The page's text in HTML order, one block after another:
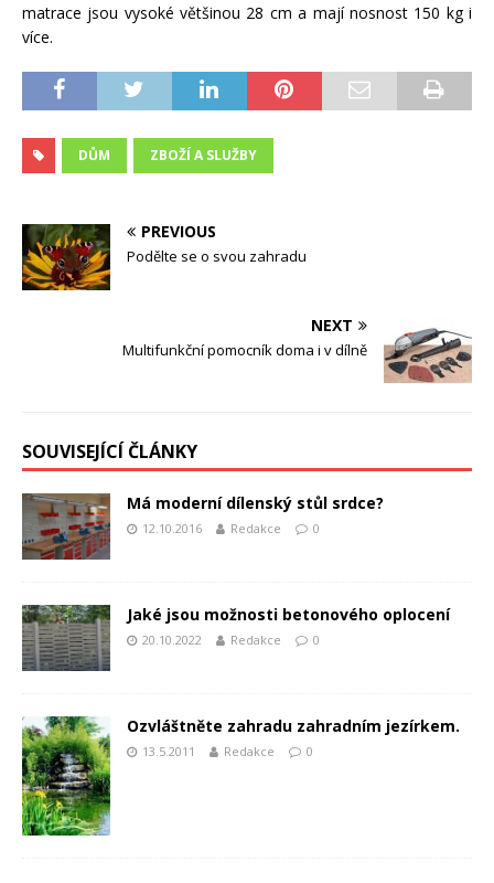
matrace jsou vysoké většinou 28 cm a mají nosnost 150 kg i
více.
DŮM ZBOŽÍ A SLUŽBY
PREVIOUS
Podělte se o svou zahradu
NEXT
Multifunkční pomocník doma i v dílně
SOUVISEJÍCÍ ČLÁNKY
Má moderní dílenský stůl srdce?
12.10.2016 Redakce 0
Jaké jsou možnosti betonového oplocení
20.10.2022 Redakce 0
Ozvláštněte zahradu zahradním jezírkem.
13.5.2011 Redakce 0